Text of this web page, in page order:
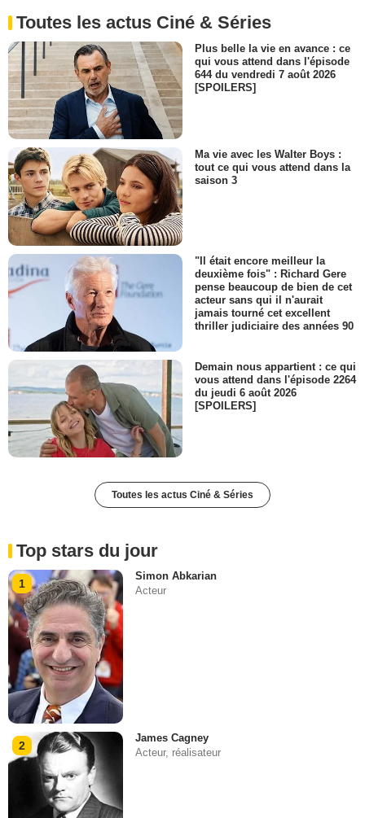
Toutes les actus Ciné & Séries
Plus belle la vie en avance : ce
qui vous attend dans l'épisode
644 du vendredi 7 août 2026
[SPOILERS]
Ma vie avec les Walter Boys :
tout ce qui vous attend dans la
saison 3
"Il était encore meilleur la
deuxième fois" : Richard Gere
pense beaucoup de bien de cet
acteur sans qui il n'aurait
jamais tourné cet excellent
thriller judiciaire des années 90
Demain nous appartient : ce qui
vous attend dans l'épisode 2264
du jeudi 6 août 2026
[SPOILERS]
Toutes les actus Ciné & Séries
Top stars du jour
1
Simon Abkarian
Acteur
2
James Cagney
Acteur, réalisateur